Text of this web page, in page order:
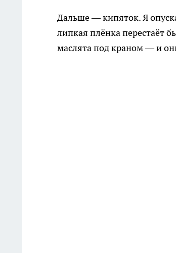
Дальше — кипяток. Я
липкая плёнка перестаёт
маслята под краном — и